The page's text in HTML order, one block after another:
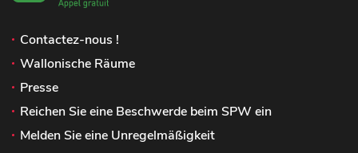
Contactez-nous !
Wallonische Räume
Presse
Reichen Sie eine Beschwerde beim SPW ein
Melden Sie eine Unregelmäßigkeit